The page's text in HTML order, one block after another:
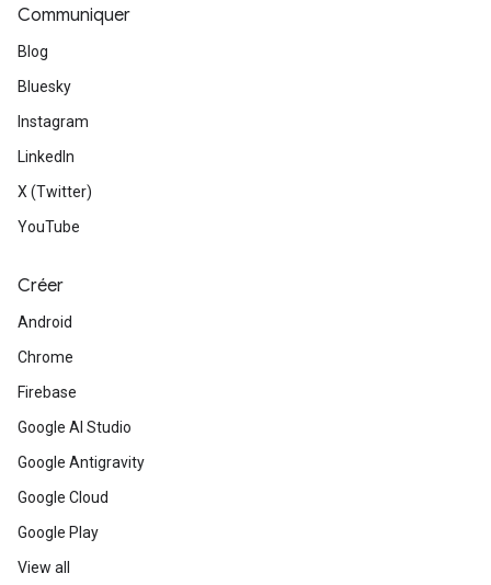
Communiquer
Blog
Bluesky
Instagram
LinkedIn
X (Twitter)
YouTube
Créer
Android
Chrome
Firebase
Google AI Studio
Google Antigravity
Google Cloud
Google Play
View all